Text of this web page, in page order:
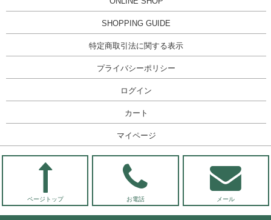
SHOPPING GUIDE
特定商取引法に関する表示
プライバシーポリシー
ログイン
カート
マイページ
ページトップ お電話 メール